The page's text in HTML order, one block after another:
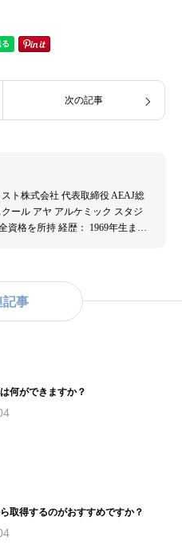
次の記事
ト株式会社 代表取締役 AEAJ総
ール アヤ アルケミック スタジ
資格を所持 経歴： 1969年生ま
株式会社を設立。アロマテラピー
に尽力。主な資格： - （公社）日
会認定アロマセラピスト - （公
リング協会認定リンパドレナージ
合資格認定校として承認 - 2016
ルケミックスタジオにて、アロマ
ストラクター、アロマセラピスト
記事
何ができますか？
取得するのがおすすめですか？